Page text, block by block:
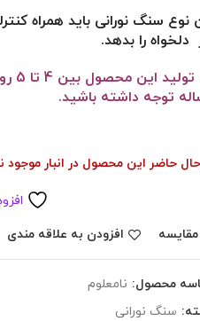
دلخواه را بدهد.
✳️
توجه داشته باشید.
حاضر این محصول در انبار
مقایسه
افزودن به علاقه مندی
محصول: نامعلوم
سنگ نورانی